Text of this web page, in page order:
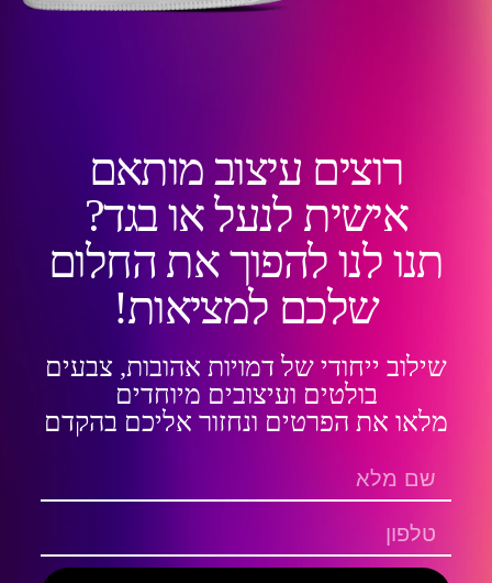
רוצים עיצוב מותאם
אישית לנעל או בגד?
תנו לנו להפוך את החלום
שלכם למציאות!
שילוב ייחודי של דמויות אהובות, צבעים
בולטים ועיצובים מיוחדים
מלאו את הפרטים ונחזור אליכם בהקדם